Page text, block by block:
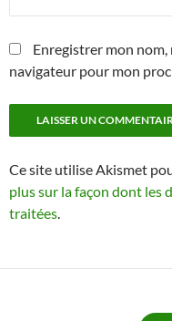
Enregistrer mon
navigateur pour mon
Ce site utilise Akismet
plus sur la façon dont les
traitées.